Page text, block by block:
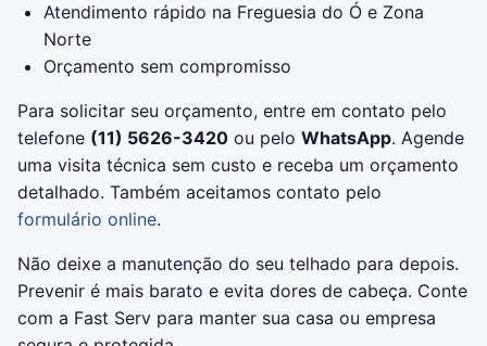
Atendimento rápido na Freguesia do Ó e Zona
Norte
Orçamento sem compromisso
Para solicitar seu orçamento, entre em contato pelo
telefone (11) 5626-3420 ou pelo WhatsApp. Agende
uma visita técnica sem custo e receba um orçamento
detalhado. Também aceitamos contato pelo
formulário online.
Não deixe a manutenção do seu telhado para depois.
Prevenir é mais barato e evita dores de cabeça. Conte
com a Fast Serv para manter sua casa ou empresa